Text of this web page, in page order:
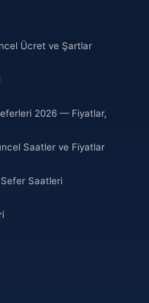
Ücret ve Şartlar
2026 — Fiyatlar,
Saatler ve Fiyatlar
Saatleri